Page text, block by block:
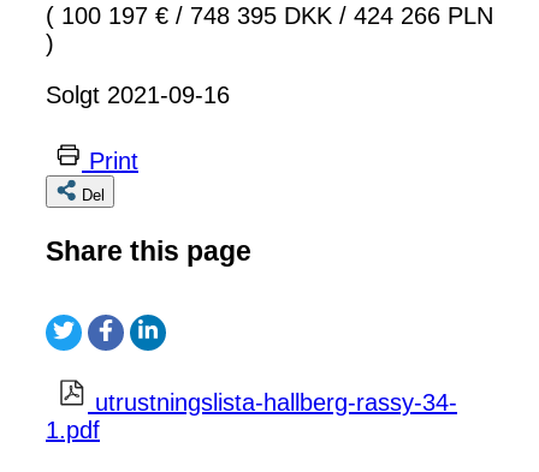
( 100 197 € / 748 395 DKK / 424 266 PLN
)
Solgt 2021-09-16
Print
Del
Share this page
utrustningslista-hallberg-rassy-34-
1.pdf